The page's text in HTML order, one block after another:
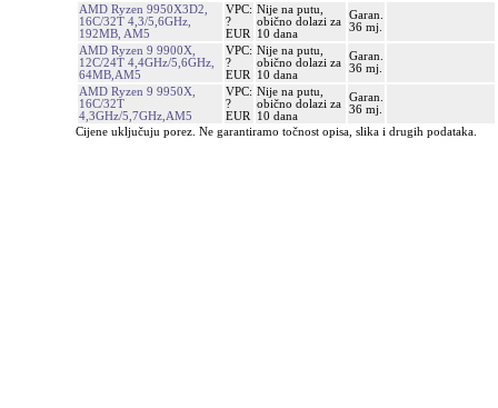
AMD Ryzen 9950X3D2,
16C/32T 4,3/5,6GHz,
192MB, AM5
VPC:
?
EUR
Nije na putu,
obično dolazi za
10 dana
Garan.
36 mj.
AMD Ryzen 9 9900X,
12C/24T 4,4GHz/5,6GHz,
64MB,AM5
VPC:
?
EUR
Nije na putu,
obično dolazi za
10 dana
Garan.
36 mj.
AMD Ryzen 9 9950X,
16C/32T
4,3GHz/5,7GHz,AM5
VPC:
?
EUR
Nije na putu,
obično dolazi za
10 dana
Garan.
36 mj.
Cijene uključuju porez. Ne garantiramo točnost opisa, slika i drugih podataka.